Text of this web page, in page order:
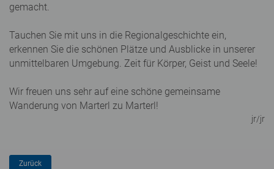
gemacht.
Tauchen Sie mit uns in die Regionalgeschichte ein,
erkennen Sie die schönen Plätze und Ausblicke in unserer
unmittelbaren Umgebung. Zeit für Körper, Geist und Seele!
Wir freuen uns sehr auf eine schöne gemeinsame
Wanderung von Marterl zu Marterl!
jr/jr